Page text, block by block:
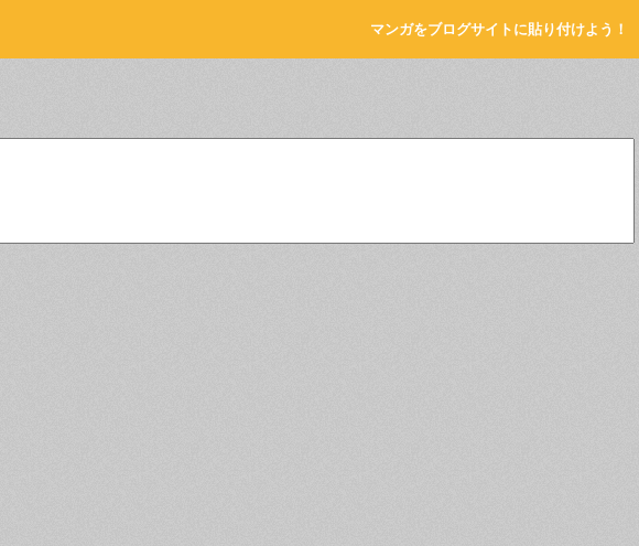
マンガをブログサイトに貼り付けよう！